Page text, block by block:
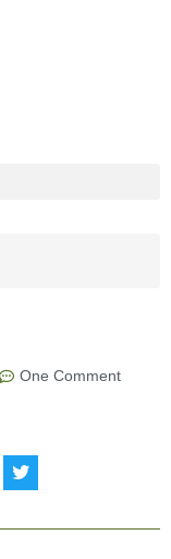
One Comment